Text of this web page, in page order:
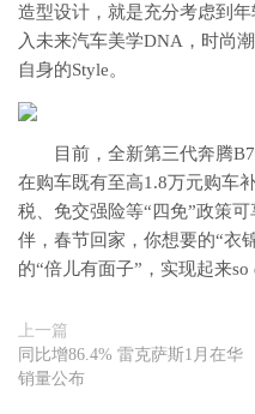
造型设计，就是充分考虑到
入未来汽车美学DNA，时尚
自身的Style。
目前，全新第三代奔腾
在购车既有至高1.8万元购车
税、免交强险等“四免”政策
伴，春节回家，你想要的“衣
的“倍儿有面子”，实现起来so
上一篇
同比增86.4% 雷克萨斯1月在华
销量公布